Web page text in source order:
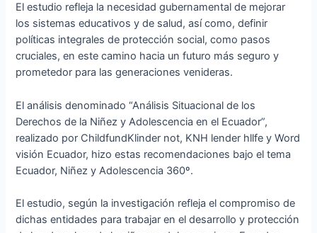
El estudio refleja la necesidad gubernamental de mejorar
los sistemas educativos y de salud, así como, definir
políticas integrales de protección social, como pasos
cruciales, en este camino hacia un futuro más seguro y
prometedor para las generaciones venideras.
El análisis denominado “Análisis Situacional de los
Derechos de la Niñez y Adolescencia en el Ecuador”,
realizado por ChildfundKlinder not, KNH lender hllfe y Word
visión Ecuador, hizo estas recomendaciones bajo el tema
Ecuador, Niñez y Adolescencia 360º.
El estudio, según la investigación refleja el compromiso de
dichas entidades para trabajar en el desarrollo y protección